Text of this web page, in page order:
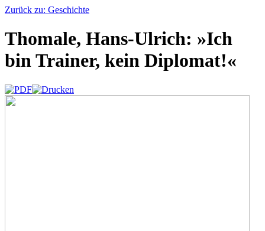
Zurück zu: Geschichte
Thomale, Hans-Ulrich: »Ich
bin Trainer, kein Diplomat!«